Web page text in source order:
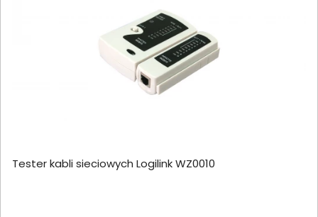
Tester kabli sieciowych Logilink WZ0010